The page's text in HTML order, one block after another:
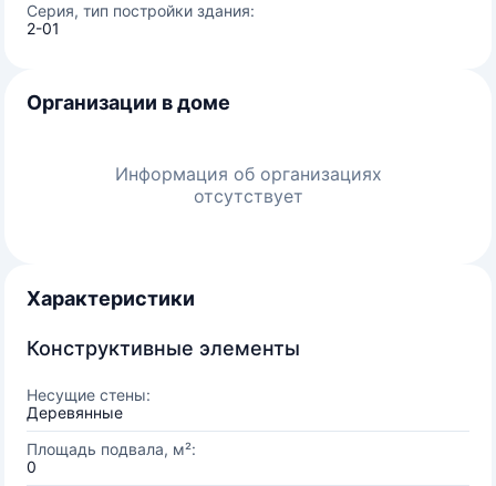
Серия, тип постройки здания:
2-01
Организации в доме
Информация об организациях
отсутствует
Характеристики
Конструктивные элементы
Несущие стены:
Деревянные
Площадь подвала, м²:
0